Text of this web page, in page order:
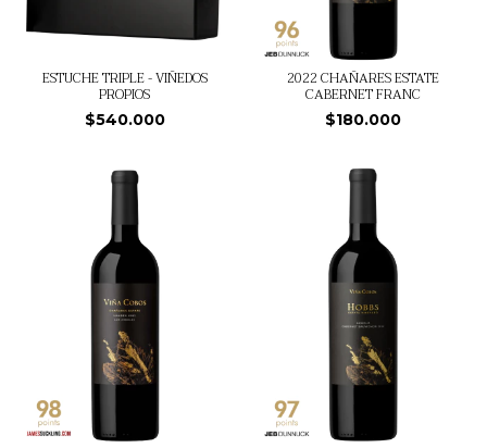
ESTUCHE TRIPLE - VIÑEDOS
PROPIOS
$540.000
2022 CHAÑARES ESTATE
CABERNET FRANC
$180.000